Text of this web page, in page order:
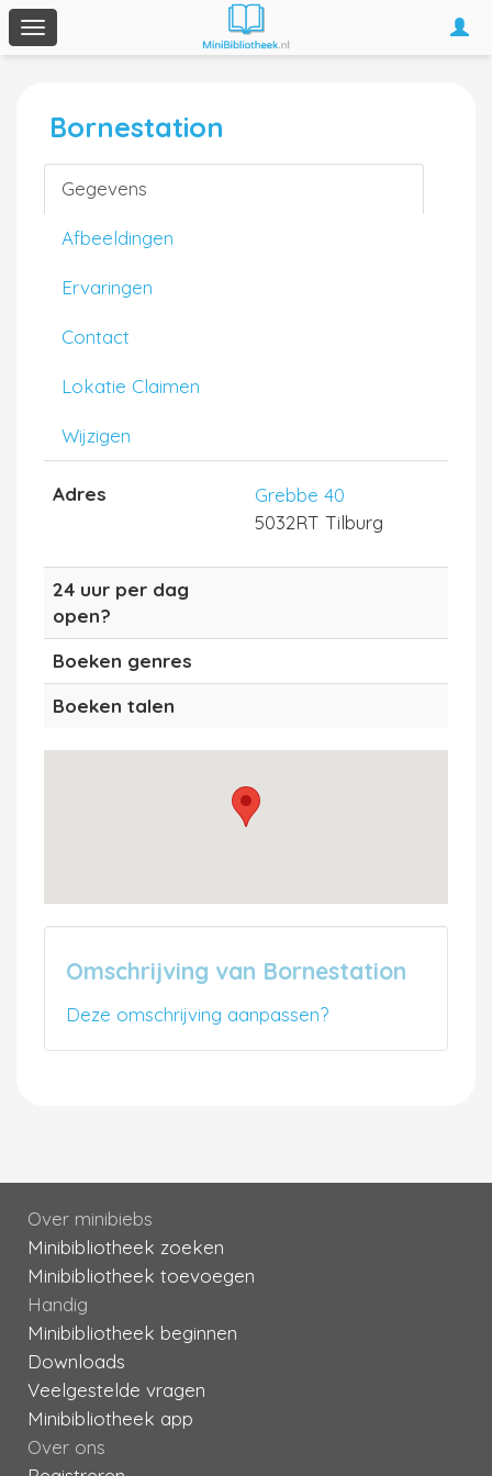
Toggle
navigation
Bornestation
Gegevens
Afbeeldingen
Ervaringen
Contact
Lokatie Claimen
Wijzigen
Adres
Grebbe 40
5032RT Tilburg
24 uur per dag
open?
Boeken genres
Boeken talen
Omschrijving van Bornestation
Deze omschrijving aanpassen?
Over minibiebs
Minibibliotheek zoeken
Minibibliotheek toevoegen
Handig
Minibibliotheek beginnen
Downloads
Veelgestelde vragen
Minibibliotheek app
Over ons